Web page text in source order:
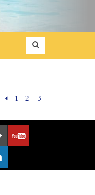
1 2 3